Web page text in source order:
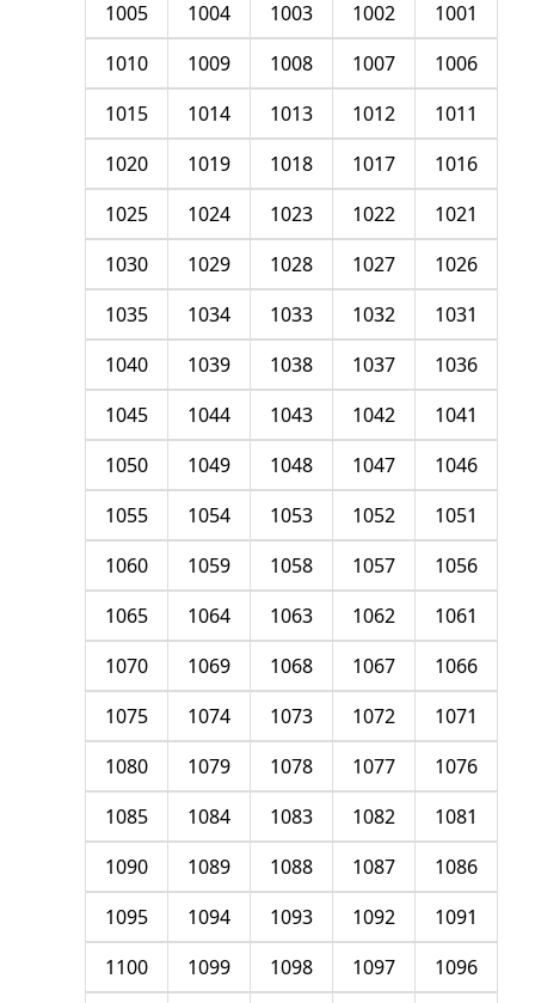
1001
1002
1003
1004
1005
1006
1007
1008
1009
1010
1011
1012
1013
1014
1015
1016
1017
1018
1019
1020
1021
1022
1023
1024
1025
1026
1027
1028
1029
1030
1031
1032
1033
1034
1035
1036
1037
1038
1039
1040
1041
1042
1043
1044
1045
1046
1047
1048
1049
1050
1051
1052
1053
1054
1055
1056
1057
1058
1059
1060
1061
1062
1063
1064
1065
1066
1067
1068
1069
1070
1071
1072
1073
1074
1075
1076
1077
1078
1079
1080
1081
1082
1083
1084
1085
1086
1087
1088
1089
1090
1091
1092
1093
1094
1095
1096
1097
1098
1099
1100